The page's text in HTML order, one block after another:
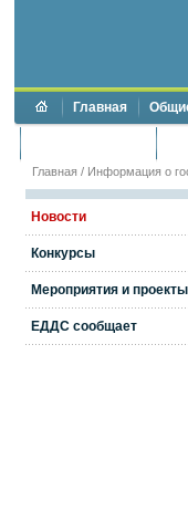
Главная
Главная / Информация о
Новости
Конкурсы
Мероприятия и проекты
ЕДДС сообщает